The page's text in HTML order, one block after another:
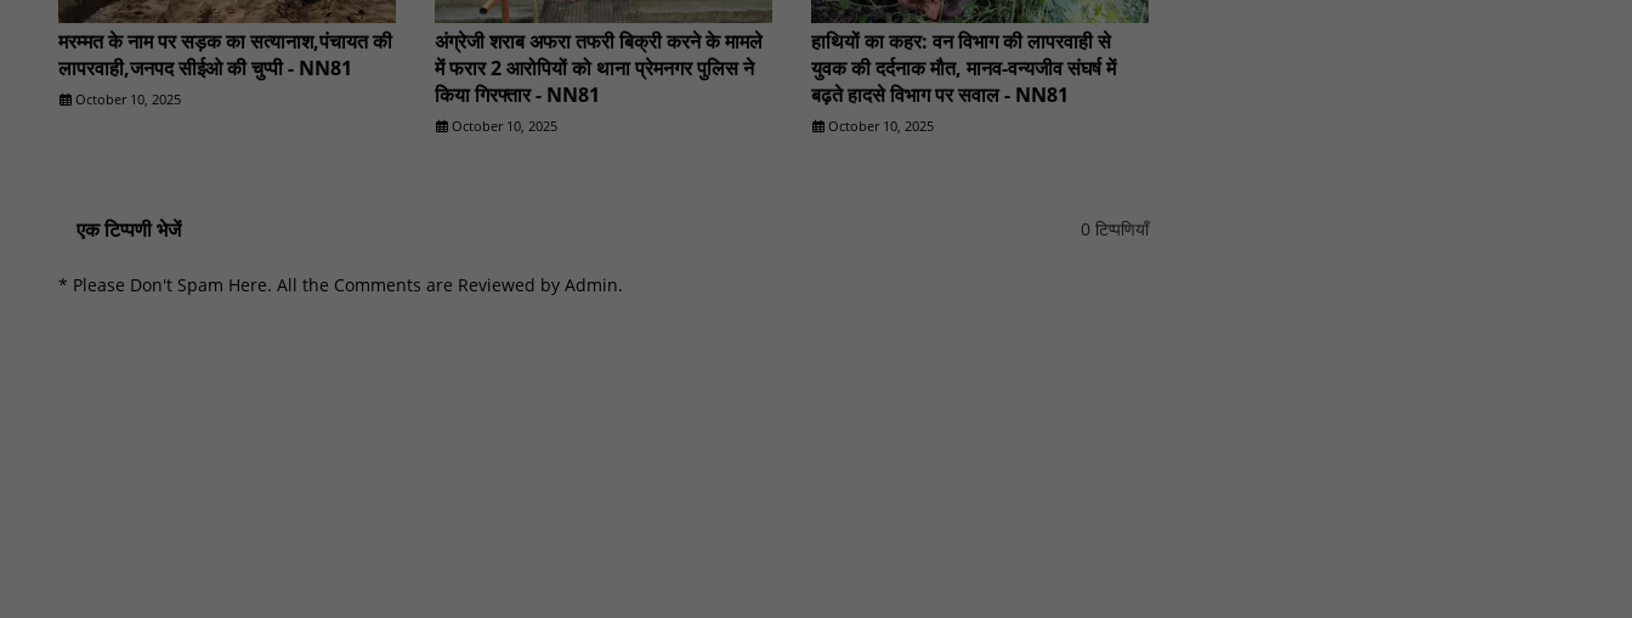
मरम्मत के नाम पर सड़क का सत्यानाश,पंचायत की
लापरवाही,जनपद सीईओ की चुप्पी - NN81
October 10, 2025
अंग्रेजी शराब अफरा तफरी बिक्री करने के मामले
में फरार 2 आरोपियों को थाना प्रेमनगर पुलिस ने
किया गिरफ्तार - NN81
October 10, 2025
हाथियों का कहर: वन विभाग की लापरवाही से
युवक की दर्दनाक मौत, मानव-वन्यजीव संघर्ष में
बढ़ते हादसे विभाग पर सवाल - NN81
October 10, 2025
एक टिप्पणी भेजें 0 टिप्पणियाँ
* Please Don't Spam Here. All the Comments are Reviewed by Admin.